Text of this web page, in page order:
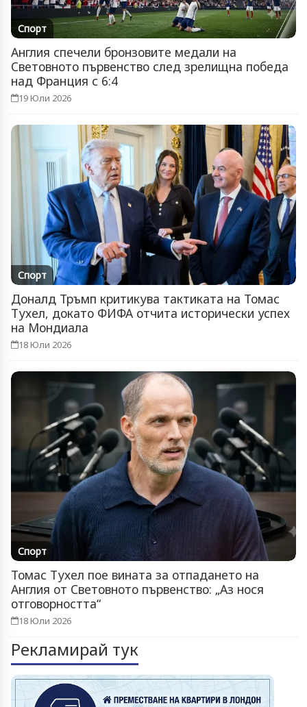
Спорт
Англия спечели бронзовите медали на
Световното първенство след зрелищна победа
над Франция с 6:4
19 Юли 2026
Спорт
Доналд Тръмп критикува тактиката на Томас
Тухел, докато ФИФА отчита исторически успех
на Мондиала
18 Юли 2026
Спорт
Томас Тухел пое вината за отпадането на
Англия от Световното първенство: „Аз нося
отговорността“
18 Юли 2026
Рекламирай тук